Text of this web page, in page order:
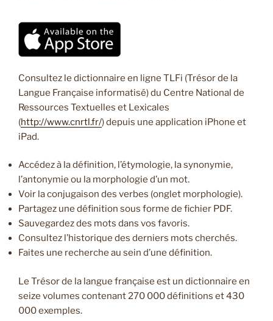
Consultez le dictionnaire en ligne TLFi (Trésor de la
Langue Française informatisé) du Centre National de
Ressources Textuelles et Lexicales
(http://www.cnrtl.fr/) depuis une application iPhone et
iPad.
Accédez à la définition, l’étymologie, la synonymie,
l’antonymie ou la morphologie d’un mot.
Voir la conjugaison des verbes (onglet morphologie).
Partagez une définition sous forme de fichier PDF.
Sauvegardez des mots dans vos favoris.
Consultez l’historique des derniers mots cherchés.
Faites une recherche au sein d’une définition.
Le Trésor de la langue française est un dictionnaire en
seize volumes contenant 270 000 définitions et 430
000 exemples.